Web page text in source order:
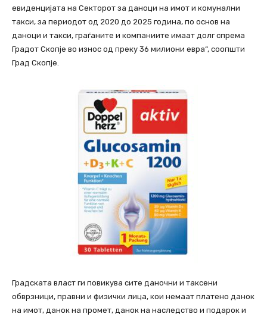
евиденцијата на Секторот за даноци на имот и комунални
такси, за периодот од 2020 до 2025 година, по основ на
даноци и такси, граѓаните и компаниите имаат долг спрема
Градот Скопје во износ од преку 36 милиони евра“, соопшти
Град Скопје.
Градската власт ги повикува сите даночни и таксени
обврзници, правни и физички лица, кои немаат платено данок
на имот, данок на промет, данок на наследство и подарок и